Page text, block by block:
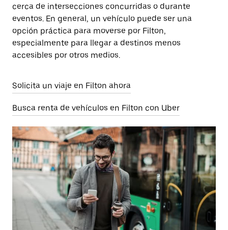
cerca de intersecciones concurridas o durante
eventos. En general, un vehículo puede ser una
opción práctica para moverse por Filton,
especialmente para llegar a destinos menos
accesibles por otros medios.
Solicita un viaje en Filton ahora
Busca renta de vehículos en Filton con Uber